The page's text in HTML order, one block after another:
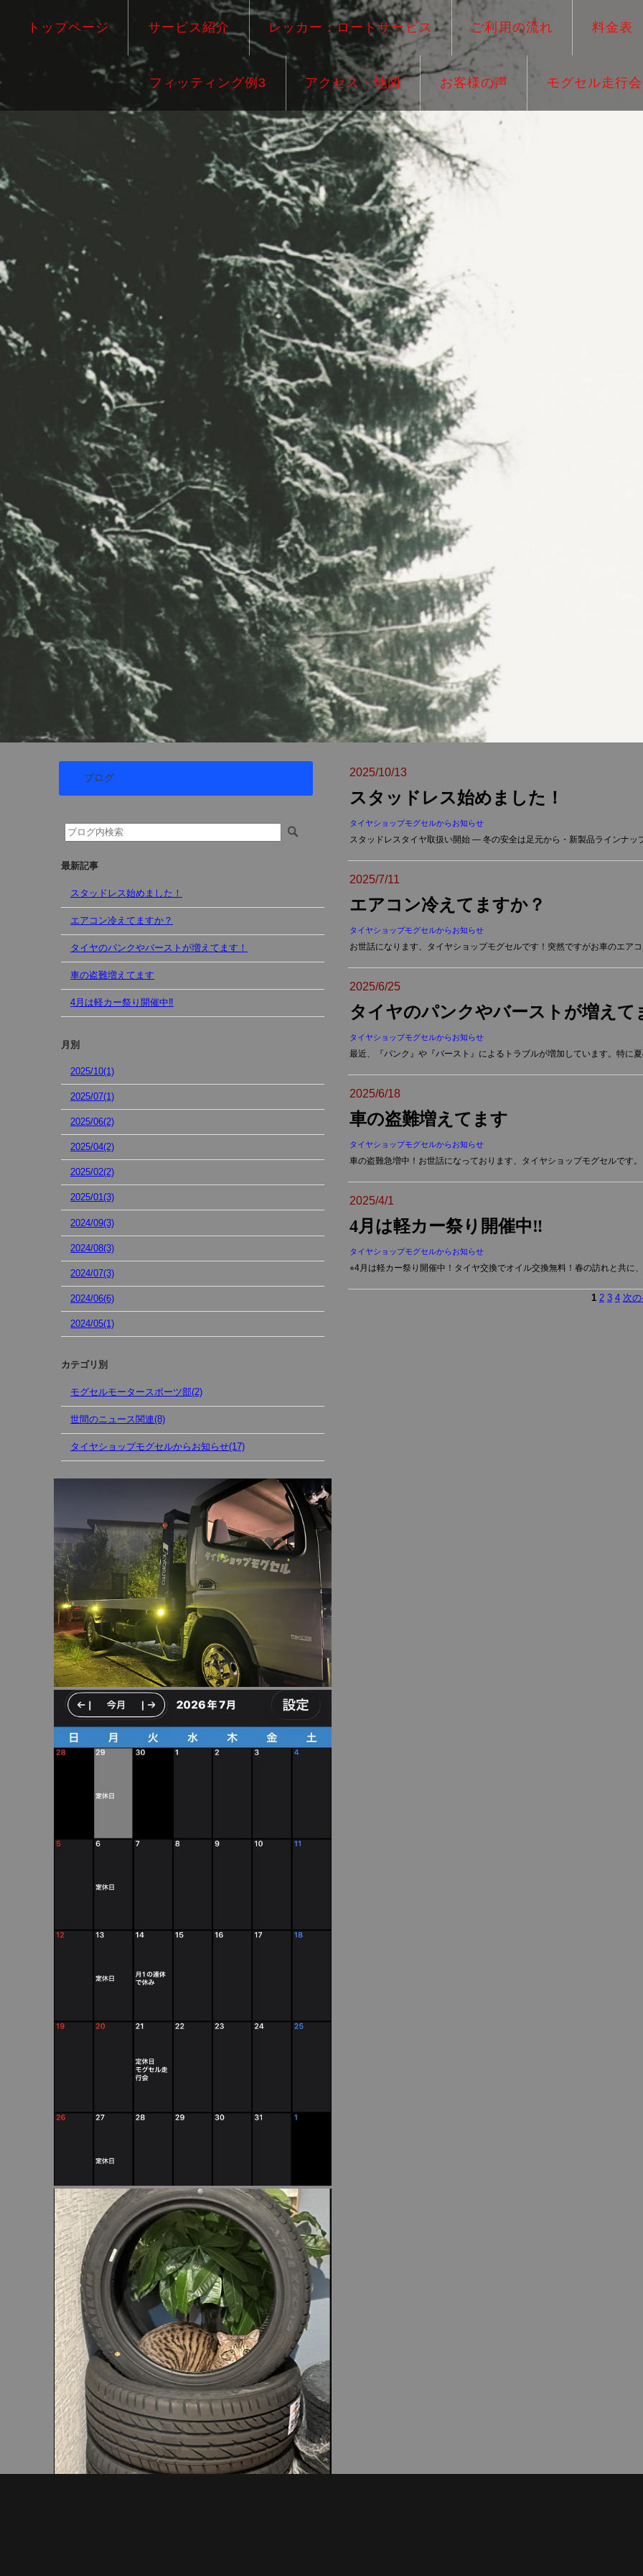
トップページ サービス紹介 レッカー：ロードサービス ご利用の流れ 料金表
フィッティング例3 アクセス・地図 お客様の声 モグセル走行会
ブログ
最新記事
スタッドレス始めました！
エアコン冷えてますか？
タイヤのパンクやバーストが増えてます！
車の盗難増えてます
4月は軽カー祭り開催中‼︎
月別
2025/10(1)
2025/07(1)
2025/06(2)
2025/04(2)
2025/02(2)
2025/01(3)
2024/09(3)
2024/08(3)
2024/07(3)
2024/06(6)
2024/05(1)
カテゴリ別
モグセルモータースポーツ部(2)
世間のニュース関連(8)
タイヤショップモグセルからお知らせ(17)
2025/10/13
スタッドレス始めました！
タイヤショップモグセルからお知らせ
スタッドレスタイヤ取扱い開始 — 冬の安全は足元から・新製品ラインナッ
2025/7/11
エアコン冷えてますか？
タイヤショップモグセルからお知らせ
お世話になります、タイヤショップモグセルです！突然ですがお車のエア
2025/6/25
タイヤのパンクやバーストが増えて
タイヤショップモグセルからお知らせ
最近、『パンク』や『バースト』によるトラブルが増加しています。特に
2025/6/18
車の盗難増えてます
タイヤショップモグセルからお知らせ
車の盗難急増中！お世話になっております、タイヤショップモグセルです
2025/4/1
4月は軽カー祭り開催中‼︎
タイヤショップモグセルからお知らせ
⭐︎4月は軽カー祭り開催中！タイヤ交換でオイル交換無料！春の訪れと共に
1 2 3 4 次